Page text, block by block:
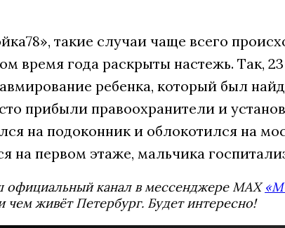
такие случаи чаще всего
время года раскрыты настежь. Так,
ребенка, который был
прибыли правоохранители и
на подоконник и облокотился на
на первом этаже, мальчика
канал в мессенджере MAX
чем живёт Петербург. Будет интересно!